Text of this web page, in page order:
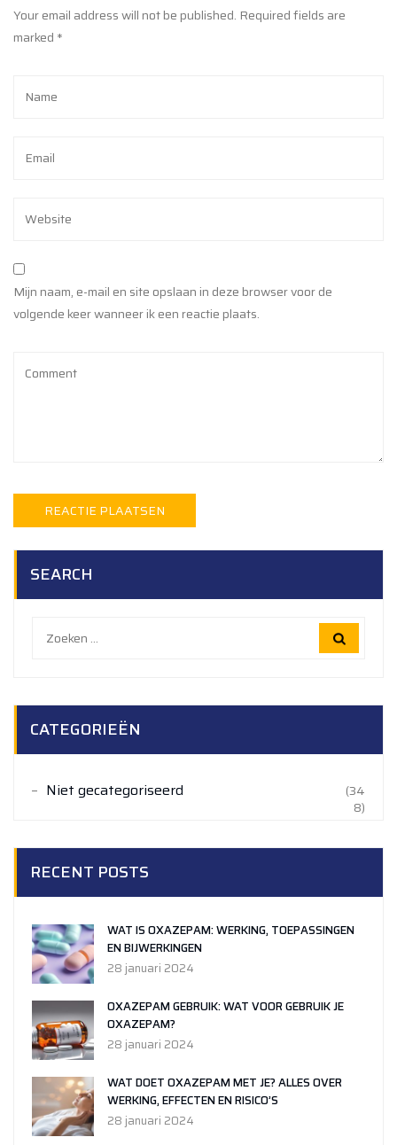
Your email address will not be published. Required fields are
marked *
Mijn naam, e-mail en site opslaan in deze browser voor de
volgende keer wanneer ik een reactie plaats.
SEARCH
naar:
CATEGORIEËN
Niet gecategoriseerd
(34
8)
RECENT POSTS
WAT IS OXAZEPAM: WERKING, TOEPASSINGEN
EN BIJWERKINGEN
28 januari 2024
OXAZEPAM GEBRUIK: WAT VOOR GEBRUIK JE
OXAZEPAM?
28 januari 2024
WAT DOET OXAZEPAM MET JE? ALLES OVER
WERKING, EFFECTEN EN RISICO’S
28 januari 2024